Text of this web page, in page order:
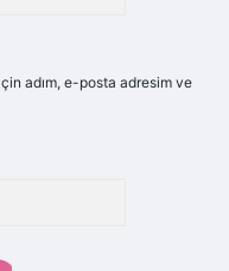
adım, e-posta adresim ve